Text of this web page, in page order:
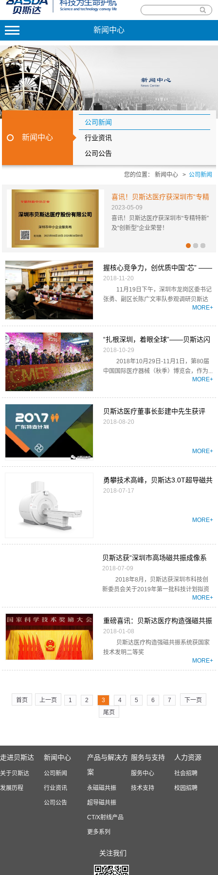
新闻中心
新闻中心
公司新闻
行业资讯
公司公告
您的位置： 新闻中心 > 公司新闻
喜讯！贝斯达医疗获深圳市“专精
特新”及“创新型”企业荣誉！
2023-05-09
喜讯！贝斯达医疗获深圳市“专精特新”
及“创新型”企业荣誉！
握核心竞争力，创优质中国“芯” ——
龙岗区委张勇书记一行到贝斯达医
2018-11-20
11月19日下午，深圳市龙岗区委书记
张勇、副区长陈广文率队参观调研贝斯达
MORE+
“扎根深圳，着眼全球”——贝斯达闪
耀80届CMEF
2018-10-29
2018年10月29日-11月1日，第80届
中国国际医疗器械（秋季）博览会，作为...
MORE+
贝斯达医疗董事长彭建中先生获评
2017年度“广东特支计划”科技创业领
2018-08-20
MORE+
勇攀技术高峰，贝斯达3.0T超导磁共
振攻克难关
2018-07-17
MORE+
贝斯达获“深圳市高场磁共振成像系
统工程技术研发中心 ”认定
2018-07-09
2018年8月，贝斯达获深圳市科技创
新委员会关于2019年第一批科技计划拟资
MORE+
重磅喜讯：贝斯达医疗构造强磁共振
系统获国家技术发明二等奖
2018-01-08
贝斯达医疗构造强磁共振系统获国家
技术发明二等奖
MORE+
首页 上一页 1 2 3 4 5 6 7
下一页
尾页
走进贝斯达
关于贝斯达
发展历程
新闻中心
公司新闻
行业资讯
公司公告
产品与解决方
案
永磁磁共振
超导磁共振
CT/X射线产品
更多系列
服务与支持
服务中心
技术支持
人力资源
社会招聘
校园招聘
关注我们